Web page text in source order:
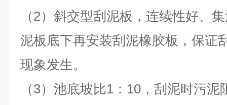
（2）斜交型刮泥板，连续性好、
泥板底下再安装刮泥橡胶板，保证
现象发生。
（3）池底坡比1：10，刮泥时污